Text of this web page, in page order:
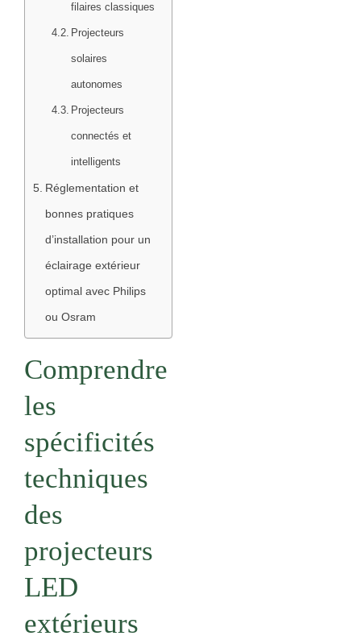
filaires classiques
Projecteurs
solaires
autonomes
Projecteurs
connectés et
intelligents
Réglementation et
bonnes pratiques
d’installation pour un
éclairage extérieur
optimal avec Philips
ou Osram
Comprendre
les
spécificités
techniques
des
projecteurs
LED
extérieurs